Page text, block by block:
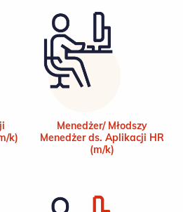
k)
Menedżer/ Młodszy
Menedżer ds. Aplikacji HR
(m/k)